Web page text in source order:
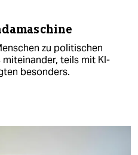
zu politischen
teils mit KI-
besonders.